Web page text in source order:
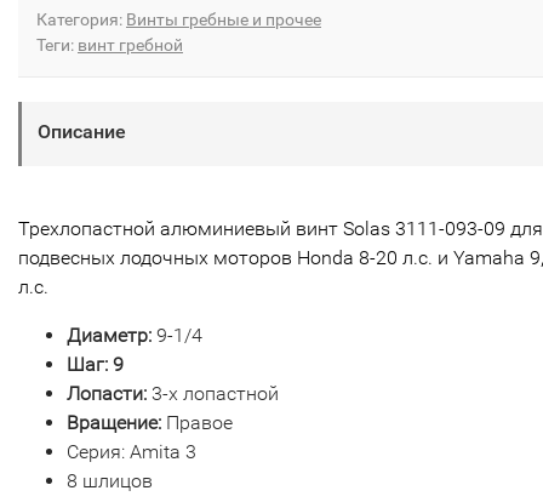
Категория: Винты гребные и прочее
Теги: винт гребной
Описание
Трехлопастной алюминиевый винт Solas 3111-093-09 для
подвесных лодочных моторов Honda 8-20 л.с. и Yamaha
л.с.
Диаметр: 9-1/4
Шаг: 9
Лопасти: 3-х лопастной
Вращение: Правое
Серия: Amita 3
8 шлицов